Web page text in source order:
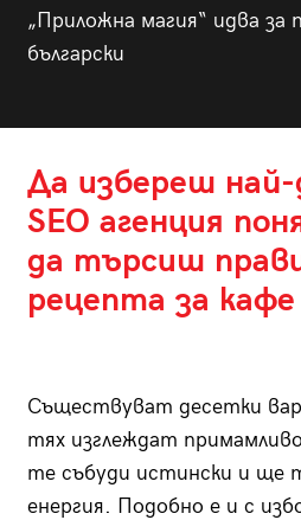
„Приложна магия“ идва за
български
Да избереш
SEO агенция
да търсиш
рецепта за
Съществуват десетки
тях изглеждат
те събуди истински и ще
енергия. Подобно е и с